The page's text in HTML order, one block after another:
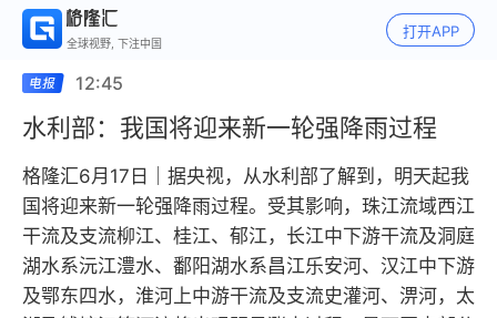
全球视野, 下注中国
打开APP
12:45
水利部：我国将迎来新一轮强降雨过程
格隆汇6月17日｜据央视，从水利部了解到，明天起我
国将迎来新一轮强降雨过程。受其影响，珠江流域西江
干流及支流柳江、桂江、郁江，长江中下游干流及洞庭
湖水系沅江澧水、鄱阳湖水系昌江乐安河、汉江中下游
及鄂东四水，淮河上中游干流及支流史灌河、淠河，太